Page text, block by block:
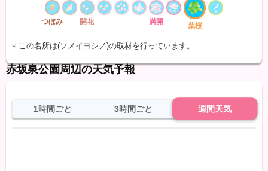
つぼみ 開花 満開 葉桜
※ この名所は(ソメイヨシノ)の取材を行っています。
赤坂泉公園周辺の天気予報
1時間ごと 3時間ごと 週間天気